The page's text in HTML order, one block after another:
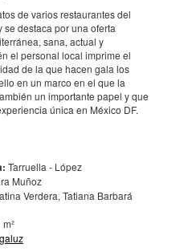
de varios restaurantes del
se destaca por una oferta
sana, actual y
el personal local imprime el
de la que hacen gala los
en un marco en el que la
un importante papel y que
única en México DF.
Tarruella - López
Muñoz
Verdera, Tatiana Barbará